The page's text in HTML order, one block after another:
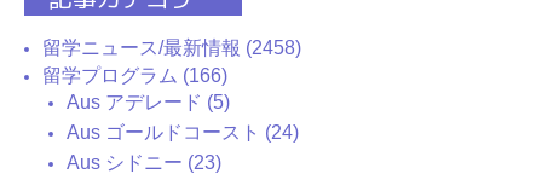
留学ニュース/最新情報 (2458)
留学プログラム (166)
Aus アデレード (5)
Aus ゴールドコースト (24)
Aus シドニー (23)